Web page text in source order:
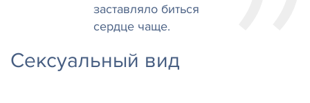
заставляло биться
сердце чаще.
Сексуальный вид